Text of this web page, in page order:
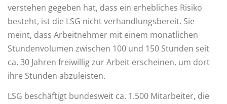
verstehen gegeben hat, dass ein erhebliches Risiko
besteht, ist die LSG nicht verhandlungsbereit. Sie
meint, dass Arbeitnehmer mit einem monatlichen
Stundenvolumen zwischen 100 und 150 Stunden seit
ca. 30 Jahren freiwillig zur Arbeit erscheinen, um dort
ihre Stunden abzuleisten.
LSG beschäftigt bundesweit ca. 1.500 Mitarbeiter, die